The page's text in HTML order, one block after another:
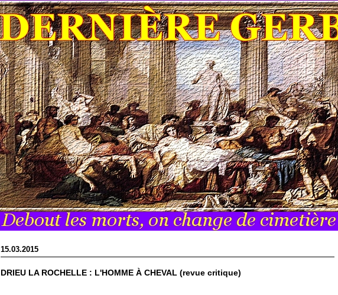
15.03.2015
DRIEU LA ROCHELLE : L'HOMME À CHEVAL (revue critique)